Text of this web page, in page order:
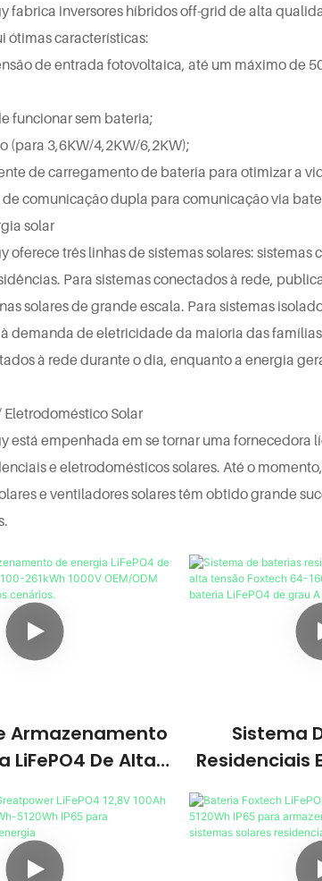
fabrica inversores híbridos off-grid de alta
ótimas características:
de entrada fotovoltaica, até um máximo de
funcionar sem bateria;
(para 3,6KW/4,2KW/6,2KW);
de carregamento de bateria para otimizar a
comunicação dupla para comunicação via
solar
oferece três linhas de sistemas solares:
Para sistemas conectados à rede,
solares de grande escala. Para sistemas
demanda de eletricidade da maioria das
à rede durante o dia, enquanto a energia
Eletrodoméstico Solar
está empenhada em se tornar uma
e eletrodomésticos solares. Até o
e ventiladores solares têm obtido grande
Armazenamento
LiFePO4 De Alta
100-261kWh
Para Uso Em
Cenários.
Sistema
Residenciais
Alta Tensão
KWh 1000
LiFePO4 De